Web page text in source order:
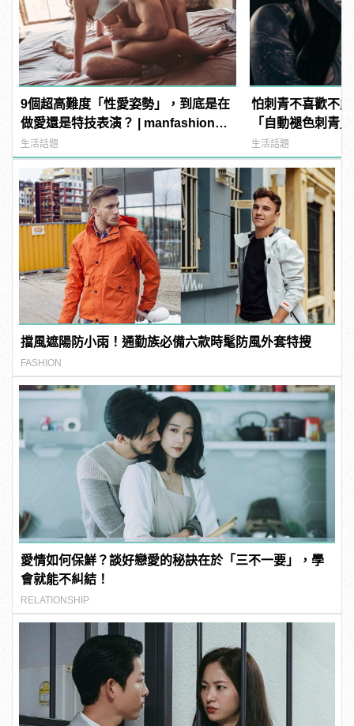
9個超高難度「性愛姿勢」，到底是在
做愛還是特技表演？ | manfashion這
樣變型男
生活話題
怕刺青不喜歡不
「自動褪色刺青
過 | manfashion
生活話題
擋風遮陽防小雨！通勤族必備六款時髦防風外套特搜
FASHION
愛情如何保鮮？談好戀愛的秘訣在於「三不一要」，學
會就能不糾結！
RELATIONSHIP